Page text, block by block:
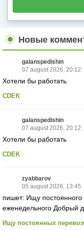
Новые
galanspedishin
07 august 2026, 20:12
Хотели бы работать
CDEK
galanspedishin
07 august 2026, 20:12
Хотели бы работать
CDEK
zyabbarov
05 august 2026, 13:45
пишет: Ищу постоянного
еженедельного Добрый
Ищу постоянных